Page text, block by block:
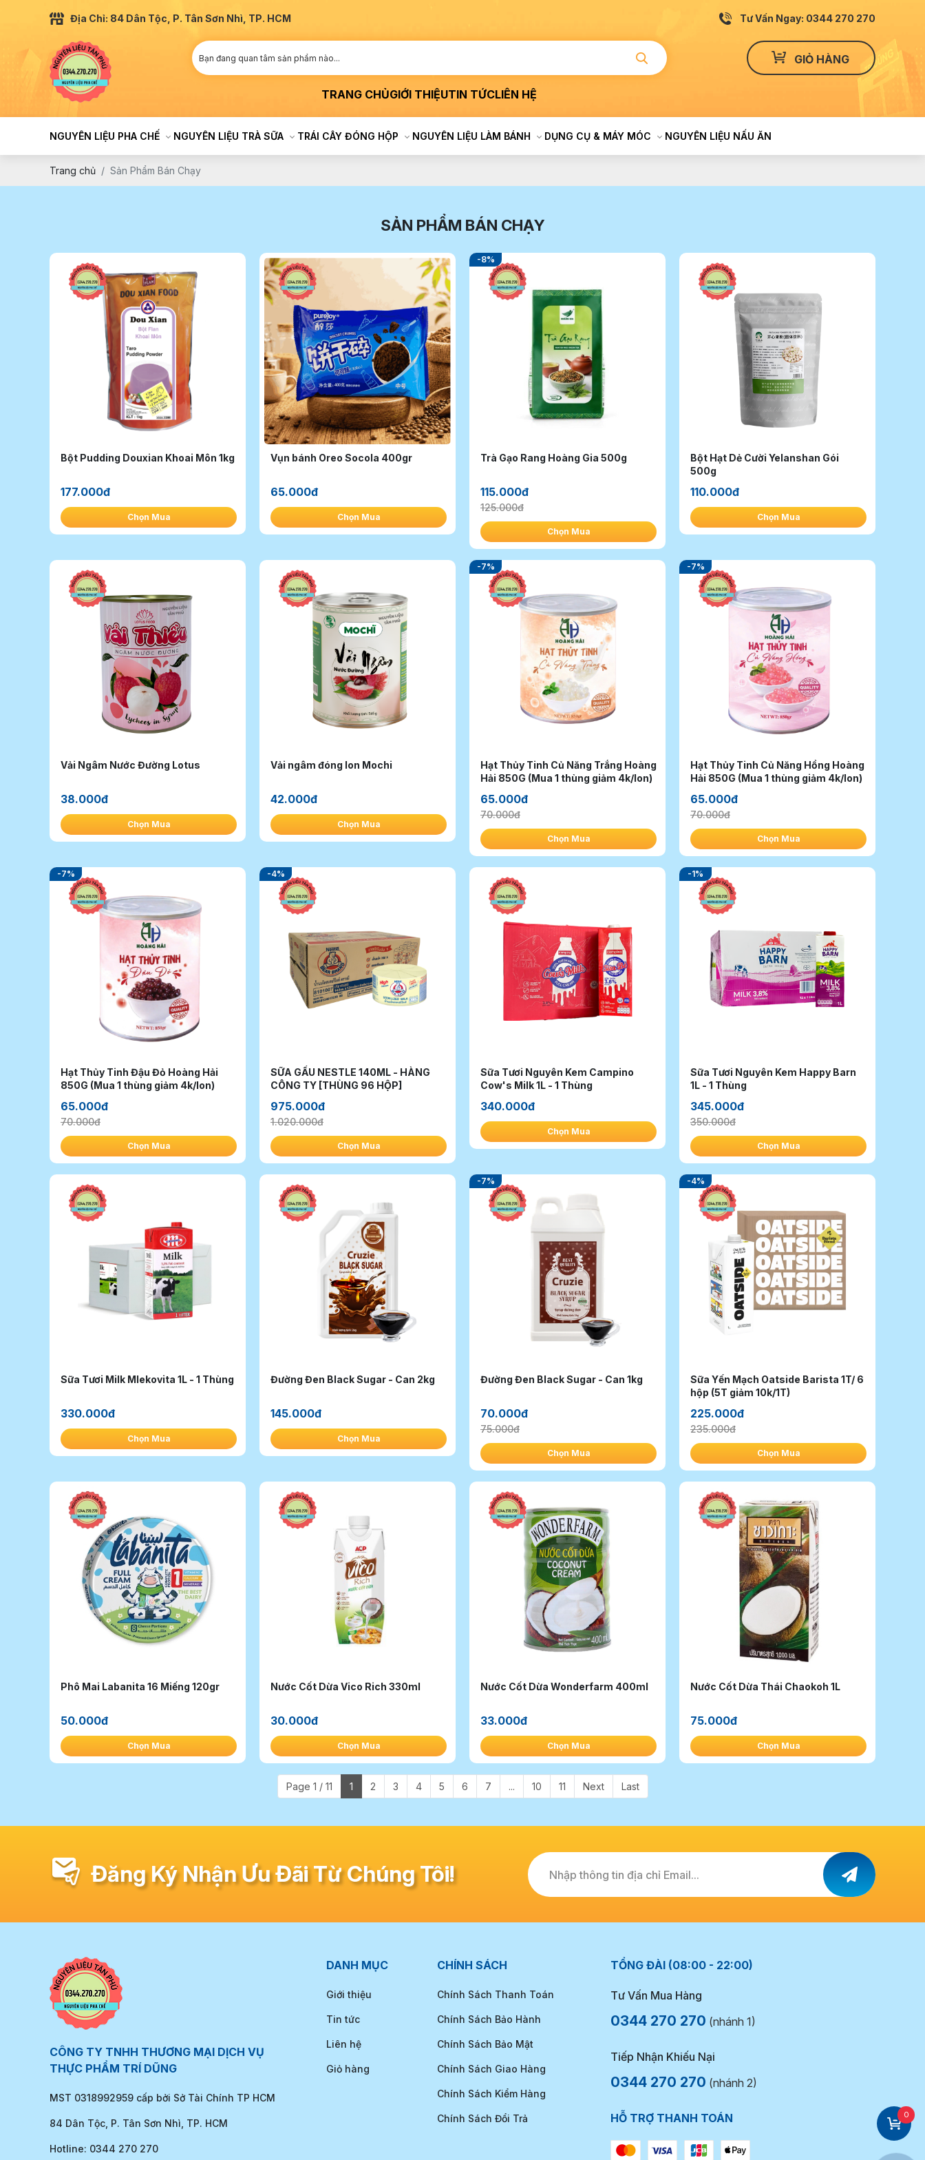
Địa Chỉ: 84 Dân Tộc, P. Tân Sơn Nhì, TP. HCM Tư Vấn Ngay: 0344 270 270
TRANG CHỦGIỚI THIỆUTIN TỨCLIÊN HỆ
GIỎ HÀNG
NGUYÊN LIỆU PHA CHẾ NGUYÊN LIỆU TRÀ SỮA TRÁI CÂY ĐÓNG HỘP NGUYÊN LIỆU LÀM BÁNH DỤNG CỤ & MÁY MÓC NGUYÊN LIỆU NẤU ĂN
Trang chủ Sản Phẩm Bán Chạy
SẢN PHẨM BÁN CHẠY
Bột Pudding Douxian Khoai Môn 1kg
177.000đ
Chọn Mua
Vụn bánh Oreo Socola 400gr
65.000đ
Chọn Mua
Trà Gạo Rang Hoàng Gia 500g
115.000đ
125.000đ
-8%
Chọn Mua
Bột Hạt Dẻ Cười Yelanshan Gói
500g
110.000đ
Chọn Mua
Vải Ngâm Nước Đường Lotus
38.000đ
Chọn Mua
Vải ngâm đóng lon Mochi
42.000đ
Chọn Mua
Hạt Thủy Tinh Củ Năng Trắng Hoàng
Hải 850G (Mua 1 thùng giảm 4k/lon)
65.000đ
70.000đ
-7%
Chọn Mua
Hạt Thủy Tinh Củ Năng Hồng Hoàng
Hải 850G (Mua 1 thùng giảm 4k/lon)
65.000đ
70.000đ
-7%
Chọn Mua
Hạt Thủy Tinh Đậu Đỏ Hoàng Hải
850G (Mua 1 thùng giảm 4k/lon)
65.000đ
70.000đ
-7%
Chọn Mua
SỮA GẤU NESTLE 140ML - HÀNG
CÔNG TY [THÙNG 96 HỘP]
975.000đ
1.020.000đ
-4%
Chọn Mua
Sữa Tươi Nguyên Kem Campino
Cow's Milk 1L - 1 Thùng
340.000đ
Chọn Mua
Sữa Tươi Nguyên Kem Happy Barn
1L - 1 Thùng
345.000đ
350.000đ
-1%
Chọn Mua
Sữa Tươi Milk Mlekovita 1L - 1 Thùng
330.000đ
Chọn Mua
Đường Đen Black Sugar - Can 2kg
145.000đ
Chọn Mua
Đường Đen Black Sugar - Can 1kg
70.000đ
75.000đ
-7%
Chọn Mua
Sữa Yến Mạch Oatside Barista 1T/ 6
hộp (5T giảm 10k/1T)
225.000đ
235.000đ
-4%
Chọn Mua
Phô Mai Labanita 16 Miếng 120gr
50.000đ
Chọn Mua
Nước Cốt Dừa Vico Rich 330ml
30.000đ
Chọn Mua
Nước Cốt Dừa Wonderfarm 400ml
33.000đ
Chọn Mua
Nước Cốt Dừa Thái Chaokoh 1L
75.000đ
Chọn Mua
Page 1 / 11 1 2 3 4 5 6 7 ... 10 11 Next Last
Đăng Ký Nhận Ưu Đãi Từ Chúng Tôi! Nhập thông tin địa chỉ Email...
CÔNG TY TNHH THƯƠNG MẠI DỊCH VỤ
THỰC PHẨM TRÍ DŨNG
MST 0318992959 cấp bởi Sở Tài Chính TP HCM
84 Dân Tộc, P. Tân Sơn Nhì, TP. HCM
Hotline: 0344 270 270
DANH MỤC
Giới thiệu
Tin tức
Liên hệ
Giỏ hàng
CHÍNH SÁCH
Chính Sách Thanh Toán
Chính Sách Bảo Hành
Chính Sách Bảo Mật
Chính Sách Giao Hàng
Chính Sách Kiểm Hàng
Chính Sách Đổi Trả
TỔNG ĐÀI (08:00 - 22:00)
Tư Vấn Mua Hàng
0344 270 270 (nhánh 1)
Tiếp Nhận Khiếu Nại
0344 270 270 (nhánh 2)
HỖ TRỢ THANH TOÁN 0